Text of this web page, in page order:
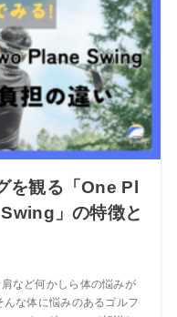
を観る「One Pl
」の特徴と
など何かしら体の悩みが
な体に悩みのあるゴルフ